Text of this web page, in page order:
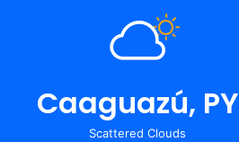
Caaguazú, PY
Scattered Clouds